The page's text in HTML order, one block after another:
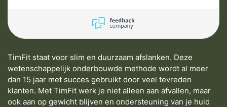
TimFit staat voor slim en duurzaam afslanken. Deze
wetenschappelijk onderbouwde methode wordt al meer
dan 15 jaar met succes gebruikt door veel tevreden
klanten. Met TimFit werk je niet alleen aan afvallen, maar
ook aan op gewicht blijven en ondersteuning van je huid